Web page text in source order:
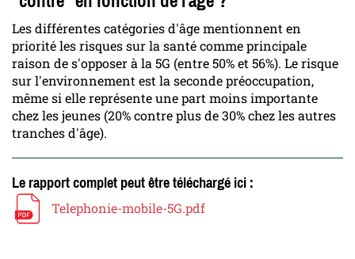
Les différentes catégories d'âge mentionnent en
priorité les risques sur la santé comme principale
raison de s'opposer à la 5G (entre 50% et 56%). Le risque
sur l'environnement est la seconde préoccupation,
même si elle représente une part moins importante
chez les jeunes (20% contre plus de 30% chez les autres
tranches d'âge).
Le rapport complet peut être téléchargé ici :
Telephonie-mobile-5G.pdf